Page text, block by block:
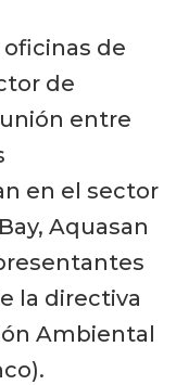
oficinas de
de
entre
en el sector
Aquasan
la directiva
Ambiental